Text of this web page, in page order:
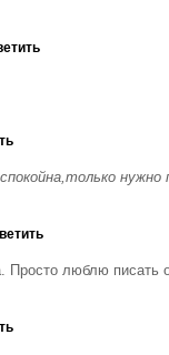
нужно
Просто люблю